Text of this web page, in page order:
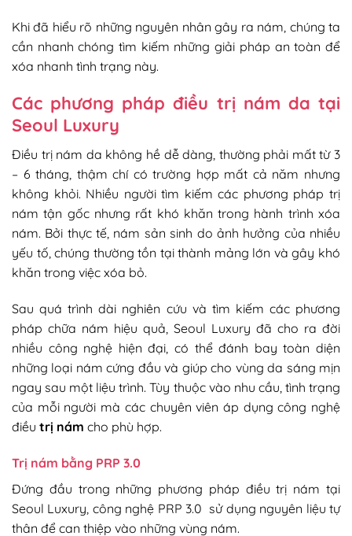
Khi đã hiểu rõ những nguyên nhân gây ra nám, chúng ta
cần nhanh chóng tìm kiếm những giải pháp an toàn để
xóa nhanh tình trạng này.
Các phương pháp điều trị nám da tại
Seoul Luxury
Điều trị nám da không hề dễ dàng, thường phải mất từ 3
– 6 tháng, thậm chí có trường hợp mất cả năm nhưng
không khỏi. Nhiều người tìm kiếm các phương pháp trị
nám tận gốc nhưng rất khó khăn trong hành trình xóa
nám. Bởi thực tế, nám sản sinh do ảnh hưởng của nhiều
yếu tố, chúng thường tồn tại thành mảng lớn và gây khó
khăn trong việc xóa bỏ.
Sau quá trình dài nghiên cứu và tìm kiếm các phương
pháp chữa nám hiệu quả, Seoul Luxury đã cho ra đời
nhiều công nghệ hiện đại, có thể đánh bay toàn diện
những loại nám cứng đầu và giúp cho vùng da sáng mịn
ngay sau một liệu trình. Tùy thuộc vào nhu cầu, tình trạng
của mỗi người mà các chuyên viên áp dụng công nghệ
điều trị nám cho phù hợp.
Trị nám bằng PRP 3.0
Đứng đầu trong những phương pháp điều trị nám tại
Seoul Luxury, công nghệ PRP 3.0 sử dụng nguyên liệu tự
thân để can thiệp vào những vùng nám.